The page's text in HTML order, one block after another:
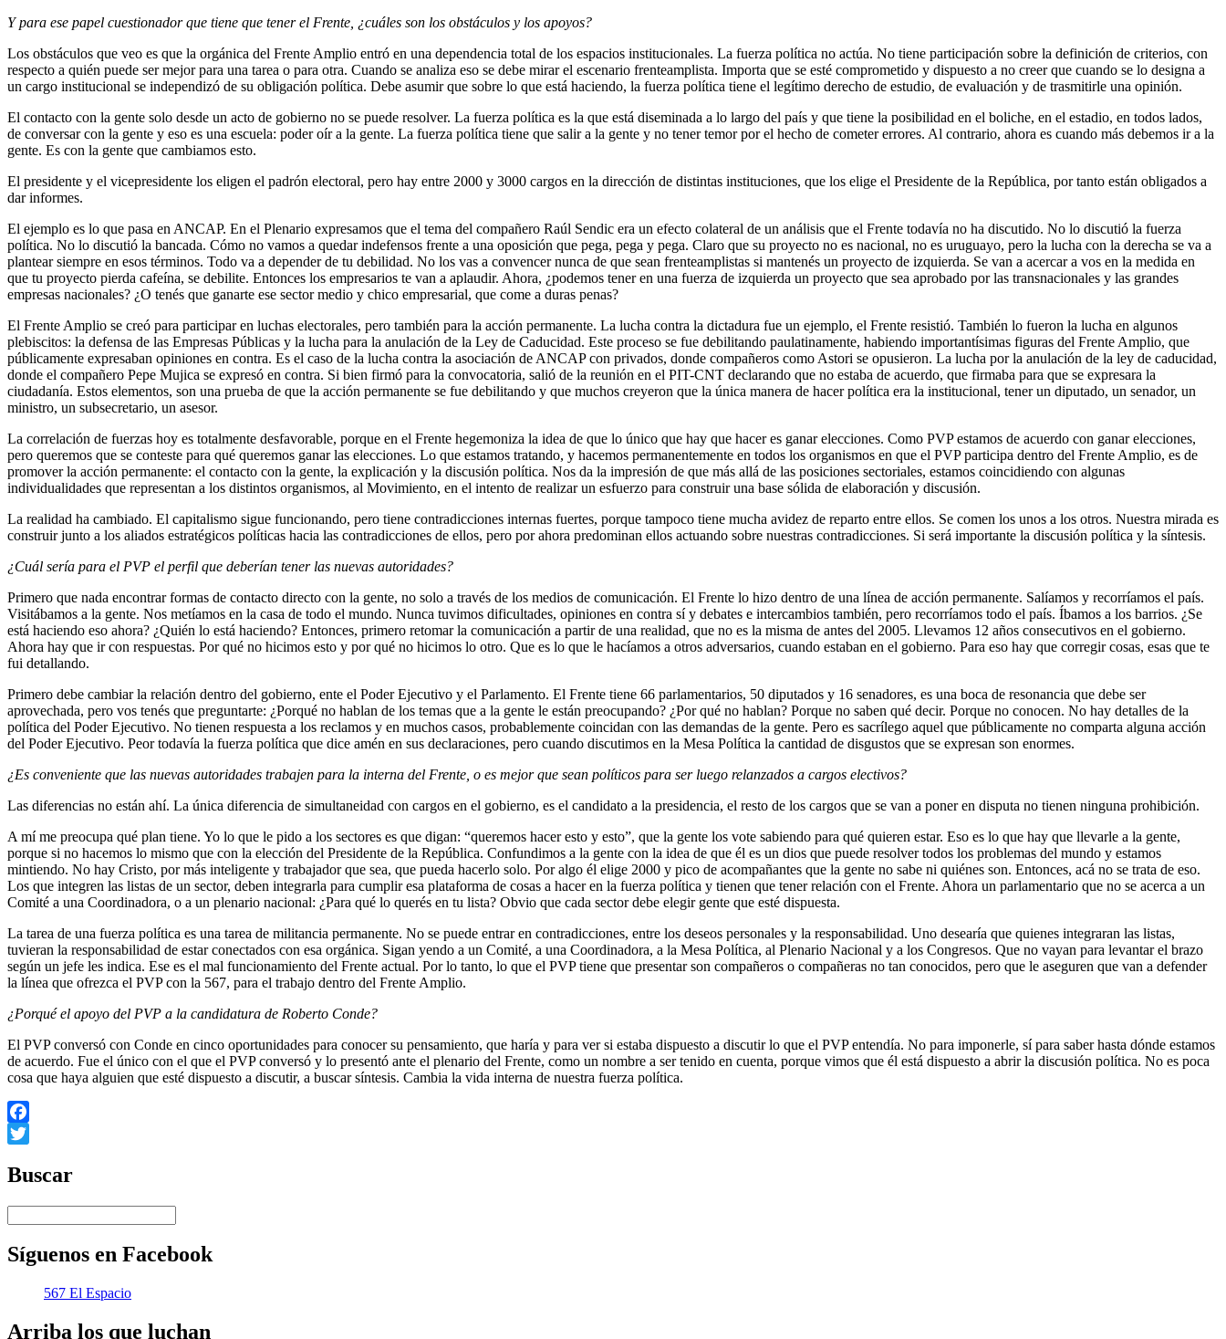
Y para ese papel cuestionador que tiene que tener el Frente, ¿cuáles son los obstáculos y los apoyos?
Los obstáculos que veo es que la orgánica del Frente Amplio entró en una dependencia total de los espacios institucionales. La fuerza política no actúa. No tiene participación sobre la definición de criterios, con
respecto a quién puede ser mejor para una tarea o para otra. Cuando se analiza eso se debe mirar el escenario frenteamplista. Importa que se esté comprometido y dispuesto a no creer que cuando se lo designa a
un cargo institucional se independizó de su obligación política. Debe asumir que sobre lo que está haciendo, la fuerza política tiene el legítimo derecho de estudio, de evaluación y de trasmitirle una opinión.
El contacto con la gente solo desde un acto de gobierno no se puede resolver. La fuerza política es la que está diseminada a lo largo del país y que tiene la posibilidad en el boliche, en el estadio, en todos lados,
de conversar con la gente y eso es una escuela: poder oír a la gente. La fuerza política tiene que salir a la gente y no tener temor por el hecho de cometer errores. Al contrario, ahora es cuando más debemos ir a la
gente. Es con la gente que cambiamos esto.
El presidente y el vicepresidente los eligen el padrón electoral, pero hay entre 2000 y 3000 cargos en la dirección de distintas instituciones, que los elige el Presidente de la República, por tanto están obligados a
dar informes.
El ejemplo es lo que pasa en ANCAP. En el Plenario expresamos que el tema del compañero Raúl Sendic era un efecto colateral de un análisis que el Frente todavía no ha discutido. No lo discutió la fuerza
política. No lo discutió la bancada. Cómo no vamos a quedar indefensos frente a una oposición que pega, pega y pega. Claro que su proyecto no es nacional, no es uruguayo, pero la lucha con la derecha se va a
plantear siempre en esos términos. Todo va a depender de tu debilidad. No los vas a convencer nunca de que sean frenteamplistas si mantenés un proyecto de izquierda. Se van a acercar a vos en la medida en
que tu proyecto pierda cafeína, se debilite. Entonces los empresarios te van a aplaudir. Ahora, ¿podemos tener en una fuerza de izquierda un proyecto que sea aprobado por las transnacionales y las grandes
empresas nacionales? ¿O tenés que ganarte ese sector medio y chico empresarial, que come a duras penas?
El Frente Amplio se creó para participar en luchas electorales, pero también para la acción permanente. La lucha contra la dictadura fue un ejemplo, el Frente resistió. También lo fueron la lucha en algunos
plebiscitos: la defensa de las Empresas Públicas y la lucha para la anulación de la Ley de Caducidad. Este proceso se fue debilitando paulatinamente, habiendo importantísimas figuras del Frente Amplio, que
públicamente expresaban opiniones en contra. Es el caso de la lucha contra la asociación de ANCAP con privados, donde compañeros como Astori se opusieron. La lucha por la anulación de la ley de caducidad,
donde el compañero Pepe Mujica se expresó en contra. Si bien firmó para la convocatoria, salió de la reunión en el PIT-CNT declarando que no estaba de acuerdo, que firmaba para que se expresara la
ciudadanía. Estos elementos, son una prueba de que la acción permanente se fue debilitando y que muchos creyeron que la única manera de hacer política era la institucional, tener un diputado, un senador, un
ministro, un subsecretario, un asesor.
La correlación de fuerzas hoy es totalmente desfavorable, porque en el Frente hegemoniza la idea de que lo único que hay que hacer es ganar elecciones. Como PVP estamos de acuerdo con ganar elecciones,
pero queremos que se conteste para qué queremos ganar las elecciones. Lo que estamos tratando, y hacemos permanentemente en todos los organismos en que el PVP participa dentro del Frente Amplio, es de
promover la acción permanente: el contacto con la gente, la explicación y la discusión política. Nos da la impresión de que más allá de las posiciones sectoriales, estamos coincidiendo con algunas
individualidades que representan a los distintos organismos, al Movimiento, en el intento de realizar un esfuerzo para construir una base sólida de elaboración y discusión.
La realidad ha cambiado. El capitalismo sigue funcionando, pero tiene contradicciones internas fuertes, porque tampoco tiene mucha avidez de reparto entre ellos. Se comen los unos a los otros. Nuestra mirada es
construir junto a los aliados estratégicos políticas hacia las contradicciones de ellos, pero por ahora predominan ellos actuando sobre nuestras contradicciones. Si será importante la discusión política y la síntesis.
¿Cuál sería para el PVP el perfil que deberían tener las nuevas autoridades?
Primero que nada encontrar formas de contacto directo con la gente, no solo a través de los medios de comunicación. El Frente lo hizo dentro de una línea de acción permanente. Salíamos y recorríamos el país.
Visitábamos a la gente. Nos metíamos en la casa de todo el mundo. Nunca tuvimos dificultades, opiniones en contra sí y debates e intercambios también, pero recorríamos todo el país. Íbamos a los barrios. ¿Se
está haciendo eso ahora? ¿Quién lo está haciendo? Entonces, primero retomar la comunicación a partir de una realidad, que no es la misma de antes del 2005. Llevamos 12 años consecutivos en el gobierno.
Ahora hay que ir con respuestas. Por qué no hicimos esto y por qué no hicimos lo otro. Que es lo que le hacíamos a otros adversarios, cuando estaban en el gobierno. Para eso hay que corregir cosas, esas que te
fui detallando.
Primero debe cambiar la relación dentro del gobierno, ente el Poder Ejecutivo y el Parlamento. El Frente tiene 66 parlamentarios, 50 diputados y 16 senadores, es una boca de resonancia que debe ser
aprovechada, pero vos tenés que preguntarte: ¿Porqué no hablan de los temas que a la gente le están preocupando? ¿Por qué no hablan? Porque no saben qué decir. Porque no conocen. No hay detalles de la
política del Poder Ejecutivo. No tienen respuesta a los reclamos y en muchos casos, probablemente coincidan con las demandas de la gente. Pero es sacrílego aquel que públicamente no comparta alguna acción
del Poder Ejecutivo. Peor todavía la fuerza política que dice amén en sus declaraciones, pero cuando discutimos en la Mesa Política la cantidad de disgustos que se expresan son enormes.
¿Es conveniente que las nuevas autoridades trabajen para la interna del Frente, o es mejor que sean políticos para ser luego relanzados a cargos electivos?
Las diferencias no están ahí. La única diferencia de simultaneidad con cargos en el gobierno, es el candidato a la presidencia, el resto de los cargos que se van a poner en disputa no tienen ninguna prohibición.
A mí me preocupa qué plan tiene. Yo lo que le pido a los sectores es que digan: “queremos hacer esto y esto”, que la gente los vote sabiendo para qué quieren estar. Eso es lo que hay que llevarle a la gente,
porque si no hacemos lo mismo que con la elección del Presidente de la República. Confundimos a la gente con la idea de que él es un dios que puede resolver todos los problemas del mundo y estamos
mintiendo. No hay Cristo, por más inteligente y trabajador que sea, que pueda hacerlo solo. Por algo él elige 2000 y pico de acompañantes que la gente no sabe ni quiénes son. Entonces, acá no se trata de eso.
Los que integren las listas de un sector, deben integrarla para cumplir esa plataforma de cosas a hacer en la fuerza política y tienen que tener relación con el Frente. Ahora un parlamentario que no se acerca a un
Comité a una Coordinadora, o a un plenario nacional: ¿Para qué lo querés en tu lista? Obvio que cada sector debe elegir gente que esté dispuesta.
La tarea de una fuerza política es una tarea de militancia permanente. No se puede entrar en contradicciones, entre los deseos personales y la responsabilidad. Uno desearía que quienes integraran las listas,
tuvieran la responsabilidad de estar conectados con esa orgánica. Sigan yendo a un Comité, a una Coordinadora, a la Mesa Política, al Plenario Nacional y a los Congresos. Que no vayan para levantar el brazo
según un jefe les indica. Ese es el mal funcionamiento del Frente actual. Por lo tanto, lo que el PVP tiene que presentar son compañeros o compañeras no tan conocidos, pero que le aseguren que van a defender
la línea que ofrezca el PVP con la 567, para el trabajo dentro del Frente Amplio.
¿Porqué el apoyo del PVP a la candidatura de Roberto Conde?
El PVP conversó con Conde en cinco oportunidades para conocer su pensamiento, que haría y para ver si estaba dispuesto a discutir lo que el PVP entendía. No para imponerle, sí para saber hasta dónde estamos
de acuerdo. Fue el único con el que el PVP conversó y lo presentó ante el plenario del Frente, como un nombre a ser tenido en cuenta, porque vimos que él está dispuesto a abrir la discusión política. No es poca
cosa que haya alguien que esté dispuesto a discutir, a buscar síntesis. Cambia la vida interna de nuestra fuerza política.
Facebook
Buscar
Síguenos en Facebook
567 El Espacio
Arriba los que luchan